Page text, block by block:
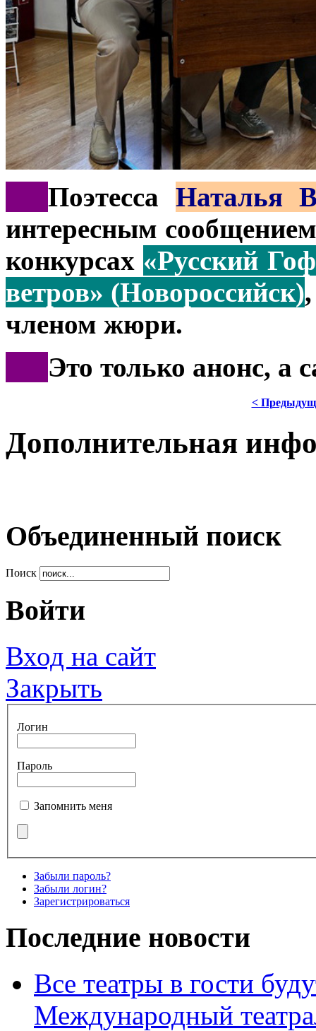
Поэтесса Наталья
интересным
конкурсах «Русский
ветров» (Новороссийск)
членом жюри.
Это только анонс, а
<
Дополнительная
Объединенный поиск
Поиск
Войти
Вход на сайт
Закрыть
Логин
Пароль
Запомнить меня
Забыли пароль?
Забыли логин?
Зарегистрироваться
Последние новости
Все театры в гости
Международный